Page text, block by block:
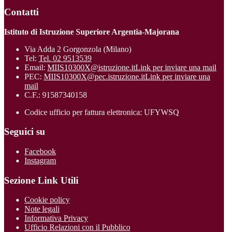
Contatti
Istituto di Istruzione Superiore Argentia-Majorana
Via Adda 2 Gorgonzola (Milano)
Tel: Tel. 02 9513539
Email: MIIS10300X@istruzione.itLink per inviare una mail
PEC: MIIS10300X@pec.istruzione.itLink per inviare una
mail
C.F.: 91587340158
Codice ufficio per fattura elettronica: UFYWSQ
Seguici su
Facebook
Instagram
Sezione Link Utili
Cookie policy
Note legali
Informativa Privacy
Ufficio Relazioni con il Pubblico